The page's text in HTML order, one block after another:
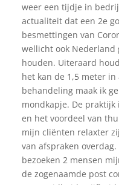
weer een tijdje in
actualiteit dat een 2e
besmettingen van
wellicht ook Nederland
houden. Uiteraard
het kan de 1,5 meter
behandeling maak ik
mondkapje. De
en het voordeel van
mijn cliënten relaxter
van afspraken
bezoeken 2 mensen
de zogenaamde post